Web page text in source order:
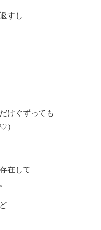
すし
けぐずっても
）
在して